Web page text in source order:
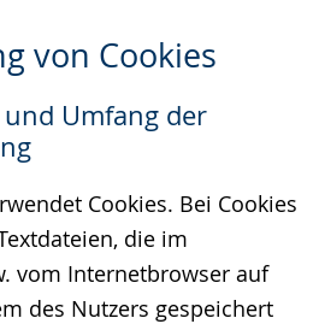
von Cookies
Umfang der
Cookies. Bei Cookies
die im
vom Internetbrowser auf
des Nutzers gespeichert